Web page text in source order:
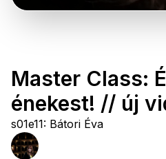
Master Class:
énekest! // új
s01e11: Bátori Éva